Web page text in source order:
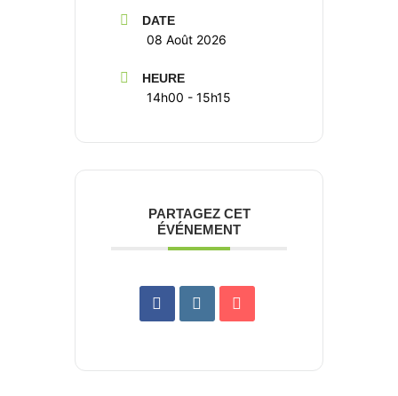
& formation à la permaculture
DATE
08 Août 2026
HEURE
14h00 - 15h15
PARTAGEZ CET
ÉVÉNEMENT